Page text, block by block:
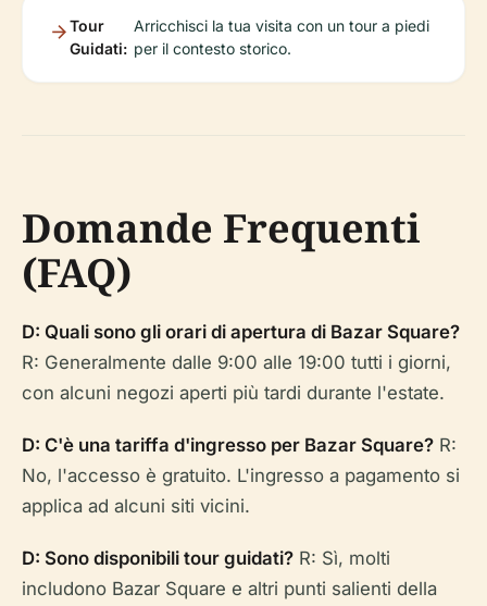
Tour
Guidati:
Arricchisci la tua visita con un tour a piedi
per il contesto storico.
Domande Frequenti
(FAQ)
D: Quali sono gli orari di apertura di Bazar Square?
R: Generalmente dalle 9:00 alle 19:00 tutti i giorni,
con alcuni negozi aperti più tardi durante l'estate.
D: C'è una tariffa d'ingresso per Bazar Square? R:
No, l'accesso è gratuito. L'ingresso a pagamento si
applica ad alcuni siti vicini.
D: Sono disponibili tour guidati? R: Sì, molti
includono Bazar Square e altri punti salienti della